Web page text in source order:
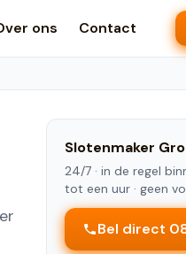
ons Contact
Slotenmaker
24/7 · in de regel
tot een uur · geen
Bel direct